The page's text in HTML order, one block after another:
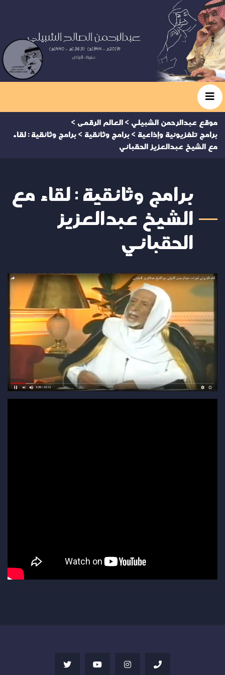
موقع عبدالرحمن الشبيلي > العالم الرقمى >
برامج تلفزيونية وإذاعية > برامج وثائقية > برامج وثائقية : لقاء
مع الشيخ عبدالعزيز الحقباني
برامج وثائقية : لقاء مع
الشيخ عبدالعزيز
الحقباني